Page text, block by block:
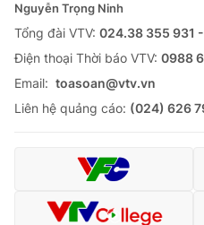
Nguyễn Trọng Ninh
Tổng đài VTV: 024.38 355 931
Ðiện thoại Thời báo VTV: 0988
Email: toasoan@vtv.vn
Liên hệ quảng cáo: (024) 626